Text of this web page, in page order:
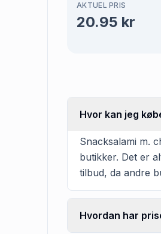
AKTUEL PRIS
20.95 kr
Hvor kan jeg
Snacksalami m.
butikker. Det er
tilbud, da andre
Hvordan har